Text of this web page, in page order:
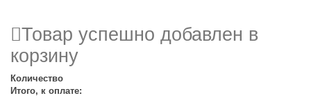
Товар успешно добавлен в
корзину
Количество
Итого, к оплате: